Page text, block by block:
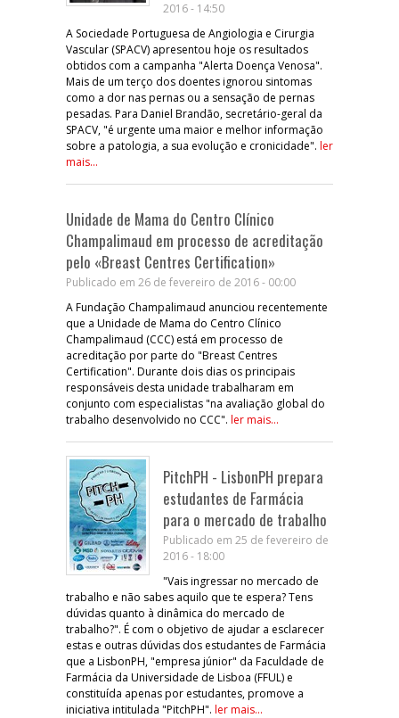
2016 - 14:50
A Sociedade Portuguesa de Angiologia e Cirurgia
Vascular (SPACV) apresentou hoje os resultados
obtidos com a campanha "Alerta Doença Venosa".
Mais de um terço dos doentes ignorou sintomas
como a dor nas pernas ou a sensação de pernas
pesadas. Para Daniel Brandão, secretário-geral da
SPACV, "é urgente uma maior e melhor informação
sobre a patologia, a sua evolução e cronicidade". ler
mais...
Unidade de Mama do Centro Clínico
Champalimaud em processo de acreditação
pelo «Breast Centres Certification»
Publicado em 26 de fevereiro de 2016 - 00:00
A Fundação Champalimaud anunciou recentemente
que a Unidade de Mama do Centro Clínico
Champalimaud (CCC) está em processo de
acreditação por parte do "Breast Centres
Certification". Durante dois dias os principais
responsáveis desta unidade trabalharam em
conjunto com especialistas "na avaliação global do
trabalho desenvolvido no CCC". ler mais...
PitchPH - LisbonPH prepara
estudantes de Farmácia
para o mercado de trabalho
Publicado em 25 de fevereiro de
2016 - 18:00
"Vais ingressar no mercado de
trabalho e não sabes aquilo que te espera? Tens
dúvidas quanto à dinâmica do mercado de
trabalho?". É com o objetivo de ajudar a esclarecer
estas e outras dúvidas dos estudantes de Farmácia
que a LisbonPH, "empresa júnior" da Faculdade de
Farmácia da Universidade de Lisboa (FFUL) e
constituída apenas por estudantes, promove a
iniciativa intitulada "PitchPH". ler mais...